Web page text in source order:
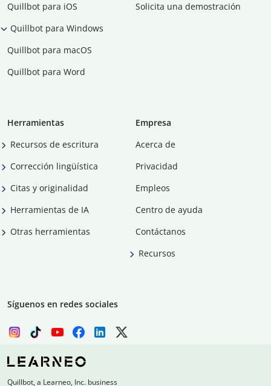
Quillbot para iOS
Quillbot para Windows
Quillbot para macOS
Quillbot para Word
Solicita una demostración
Herramientas
Recursos de escritura
Corrección lingüística
Citas y originalidad
Herramientas de IA
Otras herramientas
Empresa
Acerca de
Privacidad
Empleos
Centro de ayuda
Contáctanos
Recursos
Síguenos en redes sociales
Quillbot, a Learneo, Inc. business